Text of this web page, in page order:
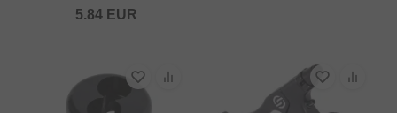
5.84 EUR